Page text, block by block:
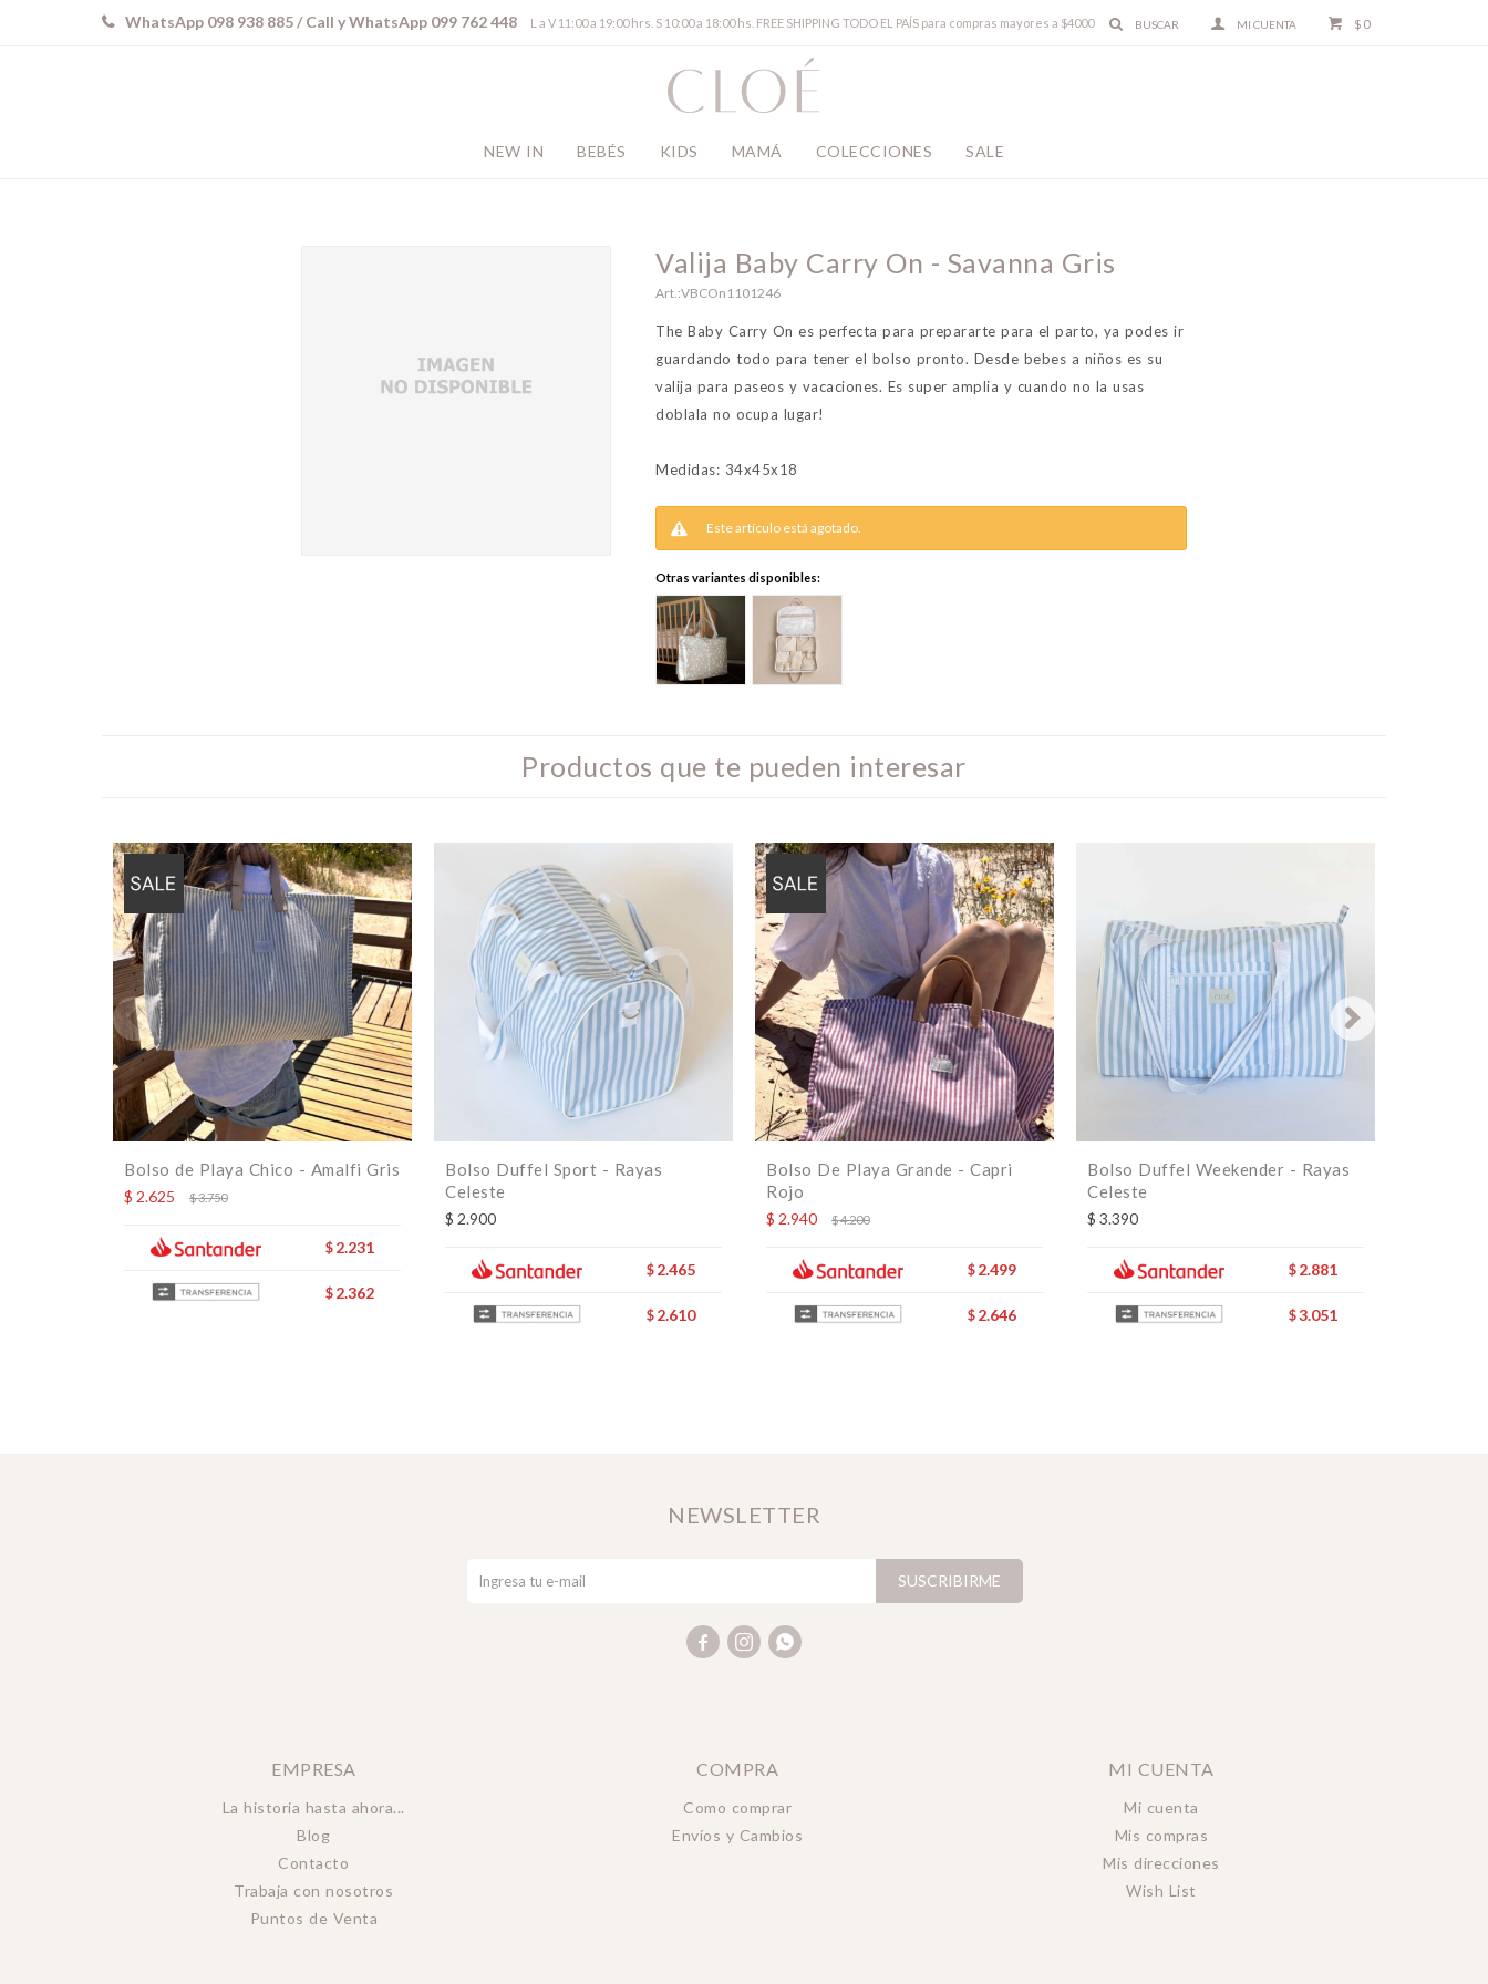
NEW IN BEBÉS KIDS MAMÁ COLECCIONES SALE
$ 0
WhatsApp 098 938 885 / Call y WhatsApp 099 762 448 L a V 11:00 a 19:00 hrs. S 10:00 a 18:00 hs. FREE SHIPPING TODO EL PAÍS para compras mayores a $4000
Valija Baby Carry On - Savanna Gris
VBCOn1101246
The Baby Carry On es perfecta para prepararte para el parto, ya podes ir
guardando todo para tener el bolso pronto. Desde bebes a niños es su
valija para paseos y vacaciones. Es super amplia y cuando no la usas
doblala no ocupa lugar!
Medidas: 34x45x18
Este artículo está agotado.
Otras variantes disponibles:
Productos que te pueden interesar
Bolso de Playa Chico - Amalfi Gris
$ 2.625 $3.750
$ 2.231
$ 2.362
Bolso Duffel Sport - Rayas
Celeste
$ 2.900
$ 2.465
$ 2.610
Bolso De Playa Grande - Capri
Rojo
$ 2.940 $4.200
$ 2.499
$ 2.646
Bolso Duffel Weekender - Rayas
Celeste
$ 3.390
$ 2.881
$3.051
EMPRESA
La historia hasta ahora...
Blog
Contacto
Trabaja con nosotros
Puntos de Venta
COMPRA
Como comprar
Envíos y Cambios
MI CUENTA
Mi cuenta
Mis compras
Mis direcciones
Wish List
NEWSLETTER
SUSCRIBIRME
  